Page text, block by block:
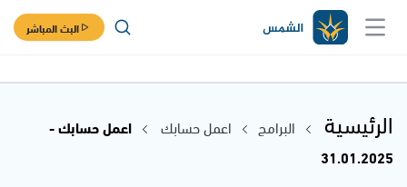
البث المباشر
الرئيسية البرامج اعمل حسابك
اعمل حسابك -
31.01.2025